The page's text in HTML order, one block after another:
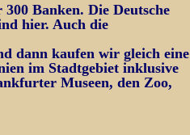
Banken. Die Deutsche
hier. Auch die
dann kaufen wir gleich eine
im Stadtgebiet inklusive
Museen, den Zoo,